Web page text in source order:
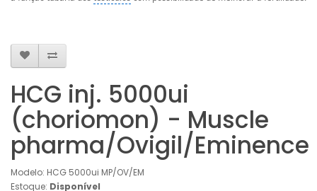
HCG inj. 5000ui
(choriomon) - Muscle
pharma/Ovigil/Eminence
Modelo: HCG 5000ui MP/OV/EM
Estoque: Disponível